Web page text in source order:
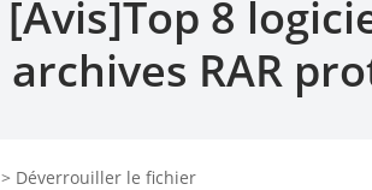
[Avis]Top 8
archives RAR
> Déverrouiller le fichier